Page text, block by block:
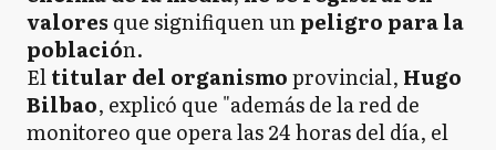
valores que signifiquen unpeligro para la
población.
Eltitular del organismoprovincial, Hugo
Bilbao, explicó que "además de la red de
monitoreo que opera las 24 horas del día, el